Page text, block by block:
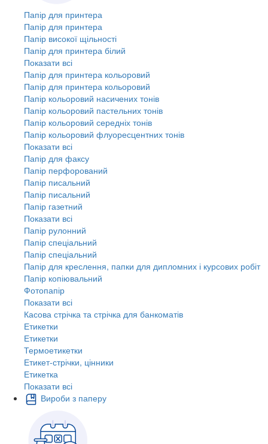
Папір для принтера
Папір для принтера
Папір високої щільності
Папір для принтера білий
Показати всі
Папір для принтера кольоровий
Папір для принтера кольоровий
Папір кольоровий насичених тонів
Папір кольоровий пастельних тонів
Папір кольоровий середніх тонів
Папір кольоровий флуоресцентних тонів
Показати всі
Папір для факсу
Папір перфорований
Папір писальний
Папір писальний
Папір газетний
Показати всі
Папір рулонний
Папір спеціальний
Папір спеціальний
Папір для креслення, папки для дипломних і курсових робіт
Папір копіювальний
Фотопапір
Показати всі
Касова стрічка та стрічка для банкоматів
Етикетки
Етикетки
Термоетикетки
Етикет-стрічки, цінники
Етикетка
Показати всі
Вироби з паперу